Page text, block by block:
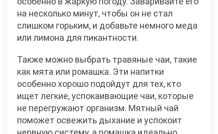
на несколько минут, чтобы он не стал
слишком горьким, и добавьте немного меда
или лимона для пикантности.
Также можно выбрать травяные чаи, такие
как мята или ромашка. Эти напитки
особенно хорошо подойдут для тех, кто
ищет легкие, успокаивающие чаи, которые
не перегружают организм. Мятный чай
поможет освежить дыхание и успокоит